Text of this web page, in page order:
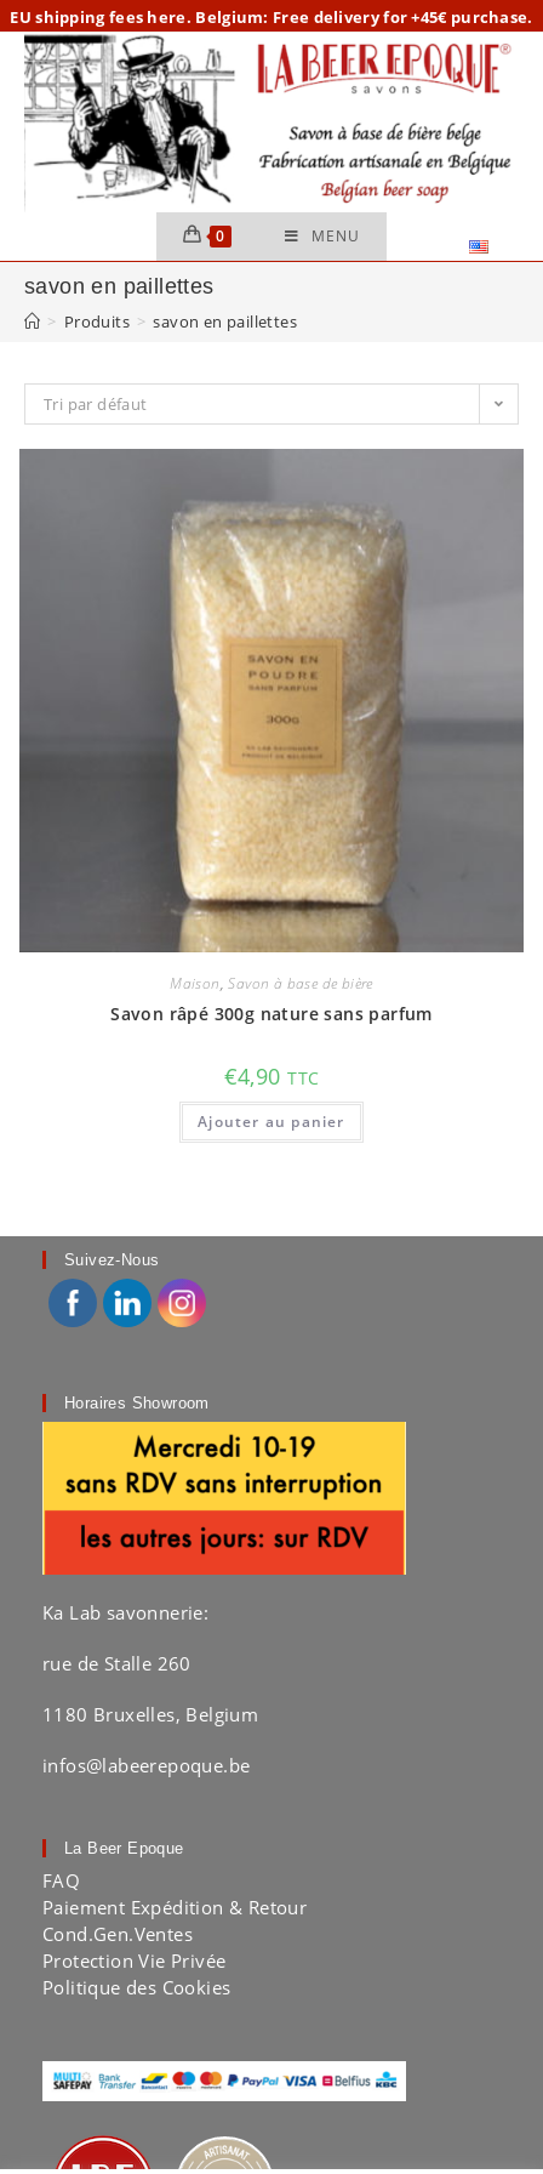
Skip
to
content
EUshipping fees here. Belgium: Free delivery for +45€ purchase.
0 MENU
savon en paillettes
> Produits > savon en paillettes
Tri par défaut
Maison,Savon à base de bière
Savon râpé 300g nature sans parfum
€4,90 TTC
Ajouter au panier
Suivez-Nous
Horaires Showroom
Ka Lab savonnerie:
rue de Stalle 260
1180 Bruxelles, Belgium
infos@labeerepoque.be
La Beer Epoque
FAQ
Paiement Expédition & Retour
Cond.Gen.Ventes
Protection Vie Privée
Politique des Cookies